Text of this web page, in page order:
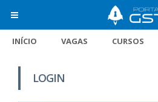
INÍCIO VAGAS CURSOS
LOGIN